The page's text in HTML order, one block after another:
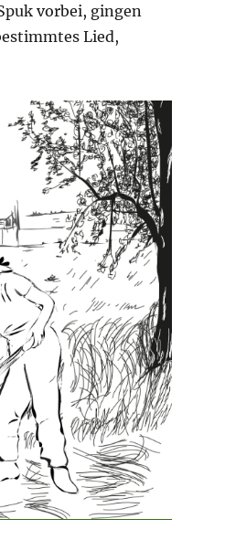
vorbei, gingen
Lied,